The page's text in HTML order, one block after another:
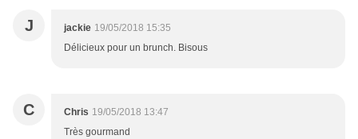
J jackie 19/05/2018 15:35
Délicieux pour un brunch. Bisous
C Chris 19/05/2018 13:47
Très gourmand